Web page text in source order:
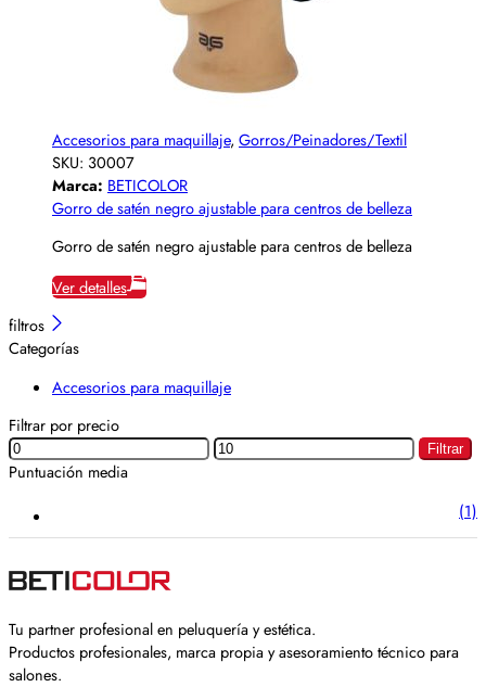
Accesorios para maquillaje, Gorros/Peinadores/Textil
SKU: 30007
Marca: BETICOLOR
Gorro de satén negro ajustable para centros de belleza
Gorro de satén negro ajustable para centros de belleza
Ver detalles
filtros
Categorías
Accesorios para maquillaje
Filtrar por precio
Filtrar
Puntuación media
(1)
Tu partner profesional en peluquería y estética.
Productos profesionales, marca propia y asesoramiento técnico para
salones.